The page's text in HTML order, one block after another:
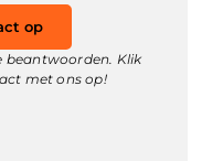
op
beantwoorden. Klik
met ons op!